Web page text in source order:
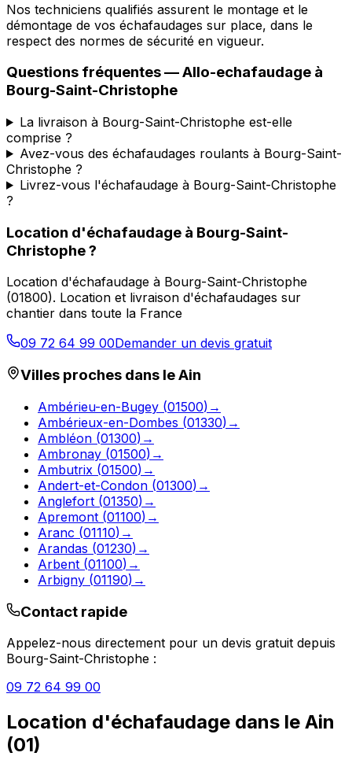
Nos techniciens qualifiés assurent le montage et le
démontage de vos échafaudages sur place, dans le
respect des normes de sécurité en vigueur.
Questions fréquentes —Allo-echafaudage à
Bourg-Saint-Christophe
La livraison à Bourg-Saint-Christophe est-elle
comprise ?
Avez-vous des échafaudages roulants à Bourg-Saint-
Christophe ?
Livrez-vous l'échafaudage à Bourg-Saint-Christophe
?
Location d'échafaudage à Bourg-Saint-
Christophe?
Location d'échafaudage à Bourg-Saint-Christophe
(01800). Location et livraison d'échafaudages sur
chantier dans toute la France
09 72 64 99 00Demander un devis gratuit
Villes proches dans leAin
Ambérieu-en-Bugey (01500) →
Ambérieux-en-Dombes (01330) →
Ambléon (01300) →
Ambronay (01500) →
Ambutrix (01500) →
Andert-et-Condon (01300) →
Anglefort (01350) →
Apremont (01100) →
Aranc (01110) →
Arandas (01230) →
Arbent (01100) →
Arbigny (01190) →
Contact rapide
Appelez-nous directement pour un devis gratuit depuis
Bourg-Saint-Christophe :
09 72 64 99 00
Location d'échafaudage dans le Ain
(01)